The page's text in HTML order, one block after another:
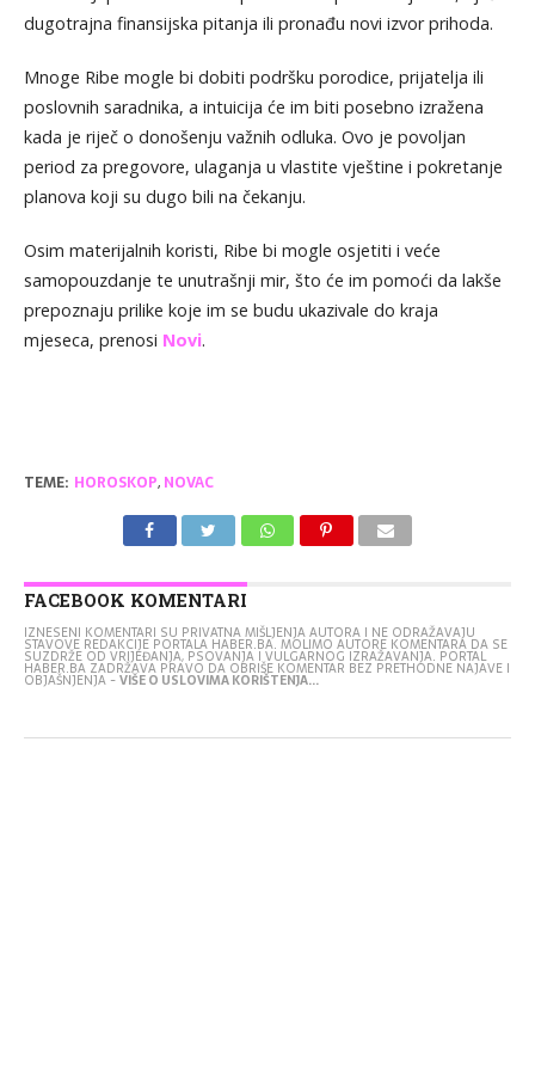
dugotrajna finansijska pitanja ili pronađu novi izvor prihoda.
Mnoge Ribe mogle bi dobiti podršku porodice, prijatelja ili
poslovnih saradnika, a intuicija će im biti posebno izražena
kada je riječ o donošenju važnih odluka. Ovo je povoljan
period za pregovore, ulaganja u vlastite vještine i pokretanje
planova koji su dugo bili na čekanju.
Osim materijalnih koristi, Ribe bi mogle osjetiti i veće
samopouzdanje te unutrašnji mir, što će im pomoći da lakše
prepoznaju prilike koje im se budu ukazivale do kraja
mjeseca, prenosi Novi.
TEME: HOROSKOP, NOVAC
FACEBOOK KOMENTARI
IZNESENI KOMENTARI SU PRIVATNA MIŠLJENJA AUTORA I NE ODRAŽAVAJU
STAVOVE REDAKCIJE PORTALA HABER.BA. MOLIMO AUTORE KOMENTARA DA SE
SUZDRŽE OD VRIJEĐANJA, PSOVANJA I VULGARNOG IZRAŽAVANJA. PORTAL
HABER.BA ZADRŽAVA PRAVO DA OBRIŠE KOMENTAR BEZ PRETHODNE NAJAVE I
OBJAŠNJENJA -VIŠE O USLOVIMA KORIŠTENJA...